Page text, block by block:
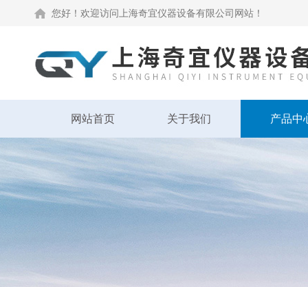
您好！欢迎访问上海奇宜仪器设备有限公司网站！
网站首页 关于我们 产品中